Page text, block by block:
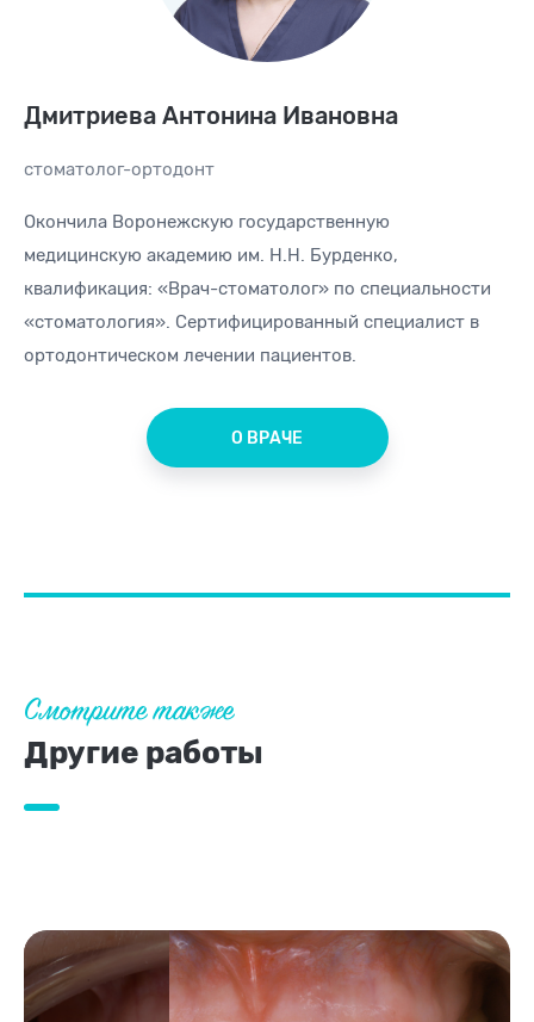
Дмитриева Антонина Ивановна
стоматолог-ортодонт
Окончила Воронежскую государственную
медицинскую академию им. Н.Н. Бурденко,
квалификация: «Врач-стоматолог» по специальности
«стоматология». Сертифицированный специалист в
ортодонтическом лечении пациентов.
О ВРАЧЕ
Смотрите также
Другие работы